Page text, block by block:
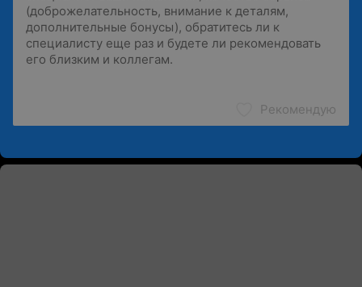
Рекомендую